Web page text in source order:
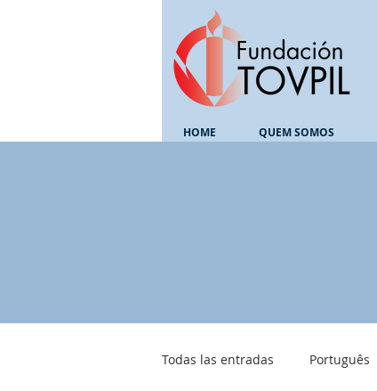
HOME QUEM SOMOS
Todas las entradas Português